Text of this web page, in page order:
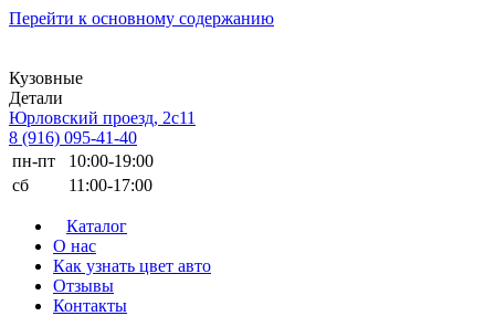
Перейти к основному содержанию
Кузовные
Детали
Юрловский проезд, 2с11
8 (916) 095-41-40
пн-пт
10:00-19:00
сб
11:00-17:00
Каталог
О нас
Как узнать цвет авто
Отзывы
Контакты